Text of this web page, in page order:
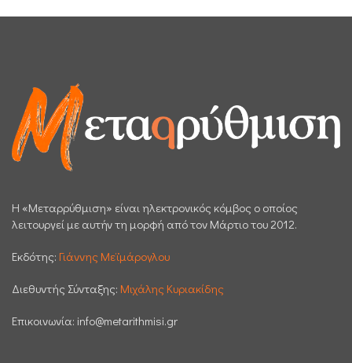
H «Μεταρρύθμιση» είναι ηλεκτρονικός κόμβος ο οποίος
λειτουργεί με αυτήν τη μορφή από τον Μάρτιο του 2012.
Εκδότης: Γιάννης Μεϊμάρογλου
Διεθυντής Σύνταξης: Μιχάλης Κυριακίδης
Επικοινωνία: info@metarithmisi.gr